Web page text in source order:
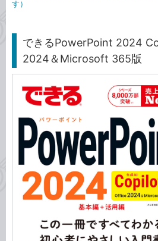
す）
できるPowerPoint 2024
2024＆Microsoft 365版